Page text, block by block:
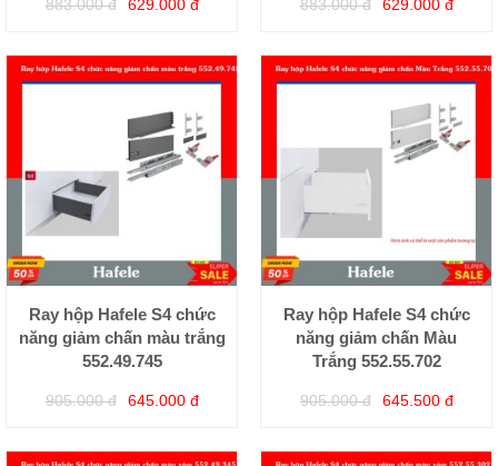
883.000 đ 629.000 đ 883.000 đ 629.000 đ
Ray hộp Hafele S4 chức
năng giảm chấn màu trắng
552.49.745
905.000 đ 645.000 đ
Ray hộp Hafele S4 chức
năng giảm chấn Màu
Trắng 552.55.702
905.000 đ 645.500 đ